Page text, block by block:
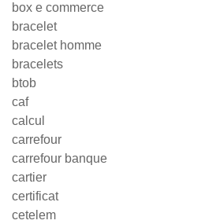
box e commerce
bracelet
bracelet homme
bracelets
btob
caf
calcul
carrefour
carrefour banque
cartier
certificat
cetelem